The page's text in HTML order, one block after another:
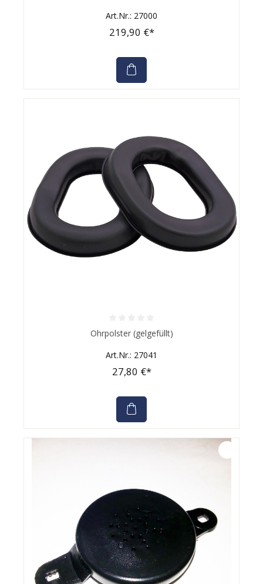
Art.Nr.: 27000
219,90 €*
Durchschnittliche Bewertung von 0 von 5 Sternen
Ohrpolster (gelgefüllt)
Art.Nr.: 27041
27,80 €*